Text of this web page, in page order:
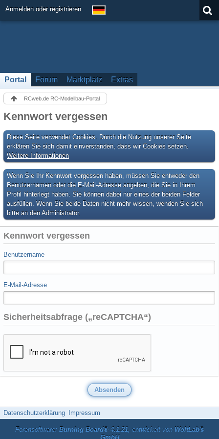
Anmelden oder registrieren
Portal Forum Marktplatz Extras
RCweb.de RC-Modellbau-Portal
Kennwort vergessen
Diese Seite verwendet Cookies. Durch die Nutzung unserer Seite
erklären Sie sich damit einverstanden, dass wir Cookies setzen.
Weitere Informationen
Wenn Sie Ihr Kennwort vergessen haben, müssen Sie entweder den
Benutzernamen oder die E-Mail-Adresse angeben, die Sie in Ihrem
Profil hinterlegt haben. Sie können dabei nur eines der beiden Felder
ausfüllen. Wenn Sie beide Daten nicht mehr wissen, wenden Sie sich
bitte an den Administrator.
Kennwort vergessen
Benutzername
E-Mail-Adresse
Sicherheitsabfrage („reCAPTCHA“)
Datenschutzerklärung Impressum
Forensoftware: Burning Board® 4.1.21, entwickelt von WoltLab®
GmbH